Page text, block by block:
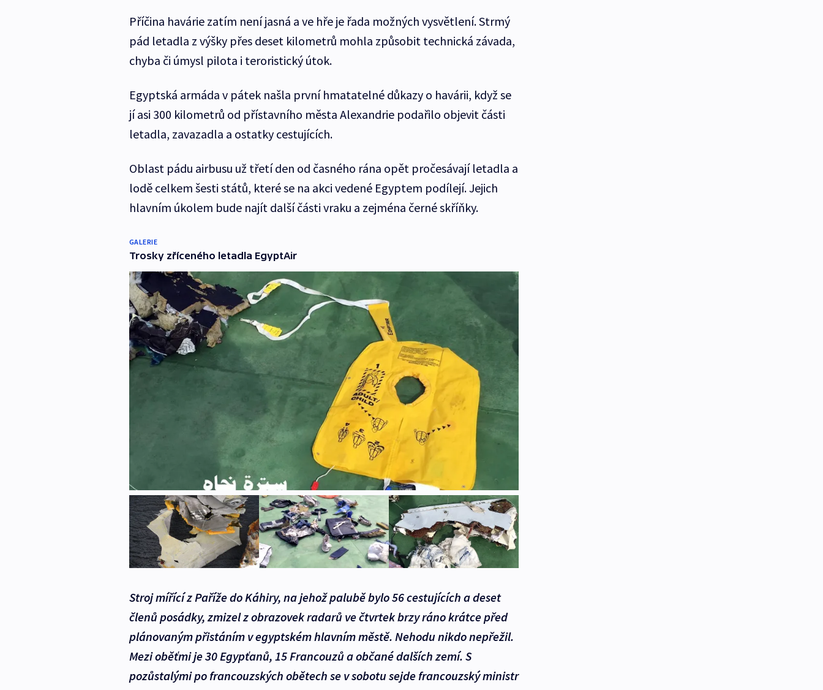
Příčina havárie zatím není jasná a ve hře je řada možných vysvětlení. Strmý
pád letadla z výšky přes deset kilometrů mohla způsobit technická závada,
chyba či úmysl pilota i teroristický útok.
Egyptská armáda v pátek našla první hmatatelné důkazy o havárii, když se
jí asi 300 kilometrů od přístavního města Alexandrie podařilo objevit části
letadla, zavazadla a ostatky cestujících.
Oblast pádu airbusu už třetí den od časného rána opět pročesávají letadla a
lodě celkem šesti států, které se na akci vedené Egyptem podílejí. Jejich
hlavním úkolem bude najít další části vraku a zejména černé skříňky.
GALERIE
Trosky zříceného letadla EgyptAir
Stroj mířící z Paříže do Káhiry, na jehož palubě bylo 56 cestujících a deset
členů posádky, zmizel z obrazovek radarů ve čtvrtek brzy ráno krátce před
plánovaným přistáním v egyptském hlavním městě. Nehodu nikdo nepřežil.
Mezi oběťmi je 30 Egypťanů, 15 Francouzů a občané dalších zemí. S
pozůstalými po francouzských obětech se v sobotu sejde francouzský ministr